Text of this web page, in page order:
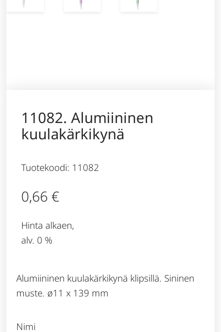
11082. Alumiininen
kuulakärkikynä
Tuotekoodi: 11082
0,66 €
Hinta alkaen,
alv. 0 %
Alumiininen kuulakärkikynä klipsillä. Sininen
muste. ø11 x 139 mm
Nimi